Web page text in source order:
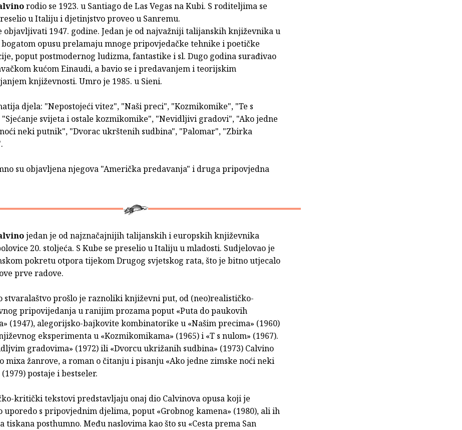
rodio se 1923. u Santiago de Las Vegas na Kubi. S roditeljima se
u Italiju i djetinjstvo proveo u Sanremu.
objavljivati 1947. godine. Jedan je od najvažniji talijanskih književnika u
opusu prelamaju mnoge pripovjedačke tehnike i poetičke
poput postmodernog ludizma, fantastike i sl. Dugo godina surađivao
kućom Einaudi, a bavio se i predavanjem i teorijskim
književnosti. Umro je 1985. u Sieni.
djela: "Nepostojeći vitez", "Naši preci", "Kozmikomike", "Te s
svijeta i ostale kozmikomike", "Nevidljivi gradovi", "Ako jedne
neki putnik", "Dvorac ukrštenih sudbina", "Palomar", "Zbirka
su objavljena njegova "Američka predavanja" i druga pripovjedna
jedan je od najznačajnijih talijanskih i europskih književnika
20. stoljeća. S Kube se preselio u Italiju u mladosti. Sudjelovao je
pokretu otpora tijekom Drugog svjetskog rata, što je bitno utjecalo
prve radove.
stvaralaštvo prošlo je raznoliki književni put, od (neo)realističko-
pripovijedanja u ranijim prozama poput «Puta do paukovih
(1947), alegorijsko-bajkovite kombinatorike u «Našim precima» (1960)
eksperimenta u «Kozmikomikama» (1965) i «T s nulom» (1967).
gradovima» (1972) ili «Dvorcu ukrižanih sudbina» (1973) Calvino
mixa žanrove, a roman o čitanju i pisanju «Ako jedne zimske noći neki
postaje i bestseler.
kritički tekstovi predstavljaju onaj dio Calvinova opusa koji je
uporedo s pripovjednim djelima, poput «Grobnog kamena» (1980), ali ih
tiskana posthumno. Među naslovima kao što su «Cesta prema San